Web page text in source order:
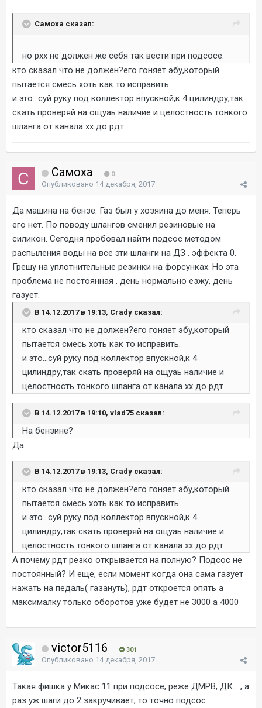
Самоха сказал:
но рхх не должен же себя так вести при подсосе.
кто сказал что не должен?его гоняет эбу,который
пытается смесь хоть как то исправить.
и это...суй руку под коллектор впускной,к 4 цилиндру,так
скать проверяй на ощуаь наличие и целостность тонкого
шланга от канала хх до рдт
Самоха 0
Опубликовано 14 декабря, 2017
Да машина на бензе. Газ был у хозяина до меня. Теперь
его нет. По поводу шлангов сменил резиновые на
силикон. Сегодня пробовал найти подсос методом
распыления воды на все эти шланги на ДЗ . эффекта 0.
Грешу на уплотнительные резинки на форсунках. Но эта
проблема не постоянная . день нормально езжу, день
газует.
В 14.12.2017 в 19:13, Crady сказал:
кто сказал что не должен?его гоняет эбу,который
пытается смесь хоть как то исправить.
и это...суй руку под коллектор впускной,к 4
цилиндру,так скать проверяй на ощуаь наличие и
целостность тонкого шланга от канала хх до рдт
В 14.12.2017 в 19:10, vlad75 сказал:
На бензине?
Да
В 14.12.2017 в 19:13, Crady сказал:
кто сказал что не должен?его гоняет эбу,который
пытается смесь хоть как то исправить.
и это...суй руку под коллектор впускной,к 4
цилиндру,так скать проверяй на ощуаь наличие и
целостность тонкого шланга от канала хх до рдт
А почему рдт резко открывается на полную? Подсос не
постоянный? И еще, если момент когда она сама газует
нажать на педаль( газануть), рдт откроется опять а
максималку только оборотов уже будет не 3000 а 4000
victor5116 301
Опубликовано 14 декабря, 2017
Такая фишка у Микас 11 при подсосе, реже ДМРВ, ДК... , а
раз уж шаги до 2 закручивает, то точно подсос.